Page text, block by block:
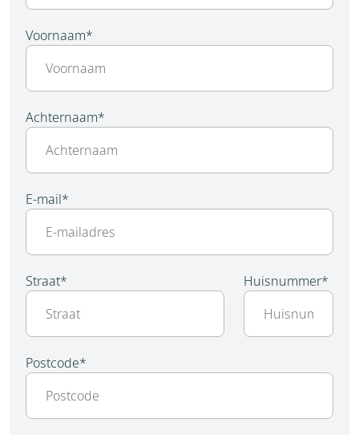
Voornaam*
Achternaam*
E-mail*
Straat* Huisnummer*
Postcode*